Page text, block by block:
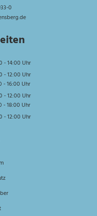
0
-14:00 Uhr
Von 08:00 bis 14:00 Uhr
-12:00 Uhr
Von 08:00 bis 12:00 Uhr
-16:00 Uhr
Von 14:00 bis 16:00 Uhr
-12:00 Uhr
Von 08:00 bis 12:00 Uhr
-18:00 Uhr
Von 14:00 bis 18:00 Uhr
-12:00 Uhr